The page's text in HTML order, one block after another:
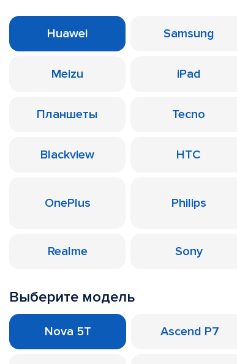
Huawei Samsung
Meizu iPad
Планшеты Tecno
Blackview HTC
OnePlus Philips
Realme Sony
Выберите модель
Nova 5T Ascend P7